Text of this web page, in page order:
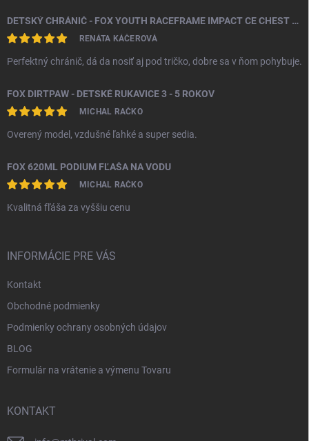
DETSKÝ CHRÁNIČ - FOX YOUTH RACEFRAME IMPACT CE CHEST GUARD
RENÁTA KÁČEROVÁ
Perfektný chránič, dá da nosiť aj pod tričko, dobre sa v ňom pohybuje.
FOX DIRTPAW - DETSKÉ RUKAVICE 3 - 5 ROKOV
MICHAL RAČKO
Overený model, vzdušné ľahké a super sedia.
FOX 620ML PODIUM FĽAŠA NA VODU
MICHAL RAČKO
Kvalitná fľáša za vyššiu cenu
INFORMÁCIE PRE VÁS
Kontakt
Obchodné podmienky
Podmienky ochrany osobných údajov
BLOG
Formulár na vrátenie a výmenu Tovaru
KONTAKT